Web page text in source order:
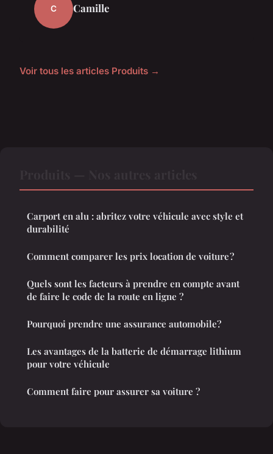
C Camille
Voir tous les articles Produits →
Carport en alu : abritez votre véhicule avec style et
durabilité
Comment comparer les prix location de voiture ?
Quels sont les facteurs à prendre en compte avant
de faire le code de la route en ligne ?
Pourquoi prendre une assurance automobile?
Les avantages de la batterie de démarrage lithium
pour votre véhicule
Comment faire pour assurer sa voiture ?